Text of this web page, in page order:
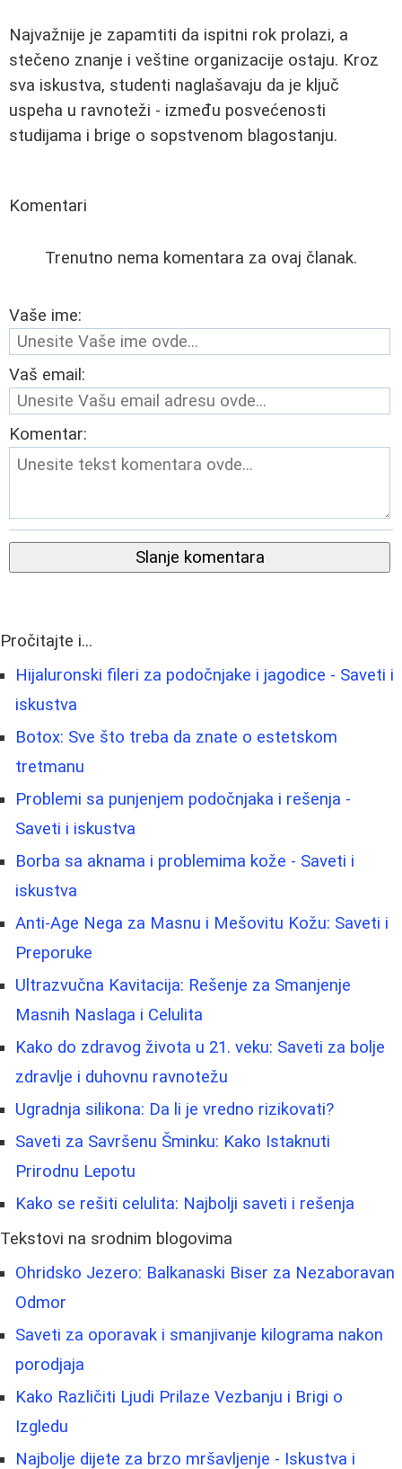
Najvažnije je zapamtiti da ispitni rok prolazi, a
stečeno znanje i veštine organizacije ostaju. Kroz
sva iskustva, studenti naglašavaju da je ključ
uspeha u ravnoteži - između posvećenosti
studijama i brige o sopstvenom blagostanju.
Komentari
Trenutno nema komentara za ovaj članak.
Vaše ime:
Vaš email:
Komentar:
Slanje komentara
Pročitajte i...
Hijaluronski fileri za podočnjake i jagodice - Saveti i
iskustva
Botox: Sve što treba da znate o estetskom
tretmanu
Problemi sa punjenjem podočnjaka i rešenja -
Saveti i iskustva
Borbа sa aknama i problemima kože - Saveti i
iskustva
Anti-Age Nega za Masnu i Mešovitu Kožu: Saveti i
Preporuke
Ultrazvučna Kavitacija: Rešenje za Smanjenje
Masnih Naslaga i Celulita
Kako do zdravog života u 21. veku: Saveti za bolje
zdravlje i duhovnu ravnotežu
Ugradnja silikona: Da li je vredno rizikovati?
Saveti za Savršenu Šminku: Kako Istaknuti
Prirodnu Lepotu
Kako se rešiti celulita: Najbolji saveti i rešenja
Tekstovi na srodnim blogovima
Ohridsko Jezero: Balkanaski Biser za Nezaboravan
Odmor
Saveti za oporavak i smanjivanje kilograma nakon
porodjaja
Kako Različiti Ljudi Prilaze Vezbanju i Brigi o
Izgledu
Najbolje dijete za brzo mršavljenje - Iskustva i